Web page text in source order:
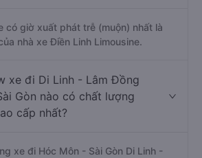
có giờ xuất phát trễ (muộn) nhất là
nhà xe Điền Linh Limousine.
xe đi Di Linh - Lâm Đồng
Gòn nào có chất lượng
cấp nhất?
xe đi Hóc Môn - Sài Gòn Di Linh -